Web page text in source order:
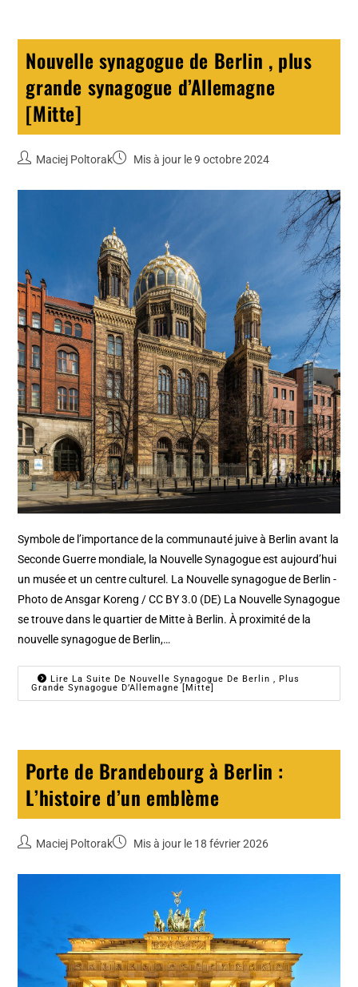
Nouvelle synagogue de Berlin , plus
grande synagogue d’Allemagne
[Mitte]
Maciej Poltorak Mis à jour le 9 octobre 2024
Symbole de l’importance de la communauté juive à Berlin avant la
Seconde Guerre mondiale, la Nouvelle Synagogue est aujourd’hui
un musée et un centre culturel. La Nouvelle synagogue de Berlin -
Photo de Ansgar Koreng / CC BY 3.0 (DE) La Nouvelle Synagogue
se trouve dans le quartier de Mitte à Berlin. À proximité de la
nouvelle synagogue de Berlin,…
Lire La Suite De Nouvelle Synagogue De Berlin , Plus
Grande Synagogue D’Allemagne [Mitte]
Porte de Brandebourg à Berlin :
L’histoire d’un emblème
Maciej Poltorak Mis à jour le 18 février 2026